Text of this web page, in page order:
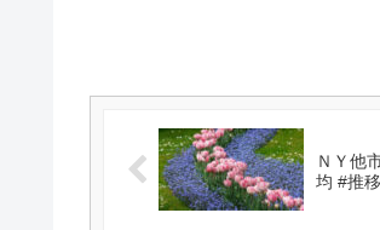
ＮＹ他
均 #推